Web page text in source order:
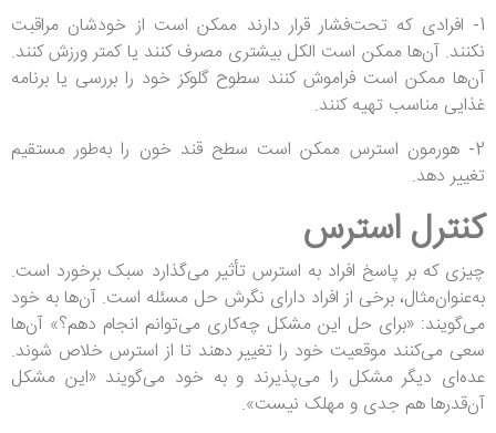
1- افرادی که تحت‌فشار قرار دارند ممکن است از خودشان مراقبت
نکنند. آن‌ها ممکن است الکل بیشتری مصرف کنند یا کمتر ورزش کنند.
آن‌ها ممکن است فراموش کنند سطوح گلوکز خود را بررسی یا برنامه
غذایی مناسب تهیه کنند.
2- هورمون استرس ممکن است سطح قند خون را به‌طور مستقیم
تغییر دهد.
کنترل استرس
چیزی که بر پاسخ افراد به استرس تأثیر می‌گذارد سبک برخورد است.
به‌عنوان‌مثال، برخی از افراد دارای نگرش حل مسئله است. آن‌ها به خود
می‌گویند: «برای حل این مشکل چه‌کاری می‌توانم انجام دهم؟» آن‌ها
سعی می‌کنند موقعیت خود را تغییر دهند تا از استرس خلاص شوند.
عده‌ای دیگر مشکل را می‌پذیرند و به خود می‌گویند «این مشکل
آن‌قدرها هم جدی و مهلک نیست».